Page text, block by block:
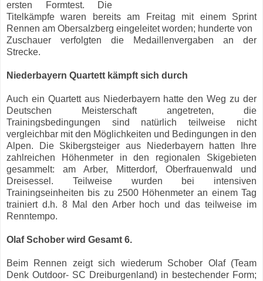
ersten Formtest. Die
Titelkämpfe waren bereits am Freitag mit einem Sprint
Rennen am Obersalzberg eingeleitet worden; hunderte von
Zuschauer verfolgten die Medaillenvergaben an der
Strecke.
Niederbayern Quartett kämpft sich durch
Auch ein Quartett aus Niederbayern hatte den Weg zu der
Deutschen Meisterschaft angetreten, die
Trainingsbedingungen sind natürlich teilweise nicht
vergleichbar mit den Möglichkeiten und Bedingungen in den
Alpen. Die Skibergsteiger aus Niederbayern hatten Ihre
zahlreichen Höhenmeter in den regionalen Skigebieten
gesammelt: am Arber, Mitterdorf, Oberfrauenwald und
Dreisessel. Teilweise wurden bei intensiven
Trainingseinheiten bis zu 2500 Höhenmeter an einem Tag
trainiert d.h. 8 Mal den Arber hoch und das teilweise im
Renntempo.
Olaf Schober wird Gesamt 6.
Beim Rennen zeigt sich wiederum Schober Olaf (Team
Denk Outdoor- SC Dreiburgenland) in bestechender Form;